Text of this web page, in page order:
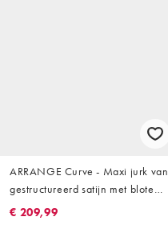
ARRANGE Curve - Maxi jurk van
gestructureerd satijn met blote
schouders in roze
€ 209,99